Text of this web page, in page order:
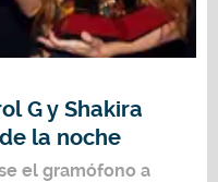
G y Shakira
la noche
el gramófono a